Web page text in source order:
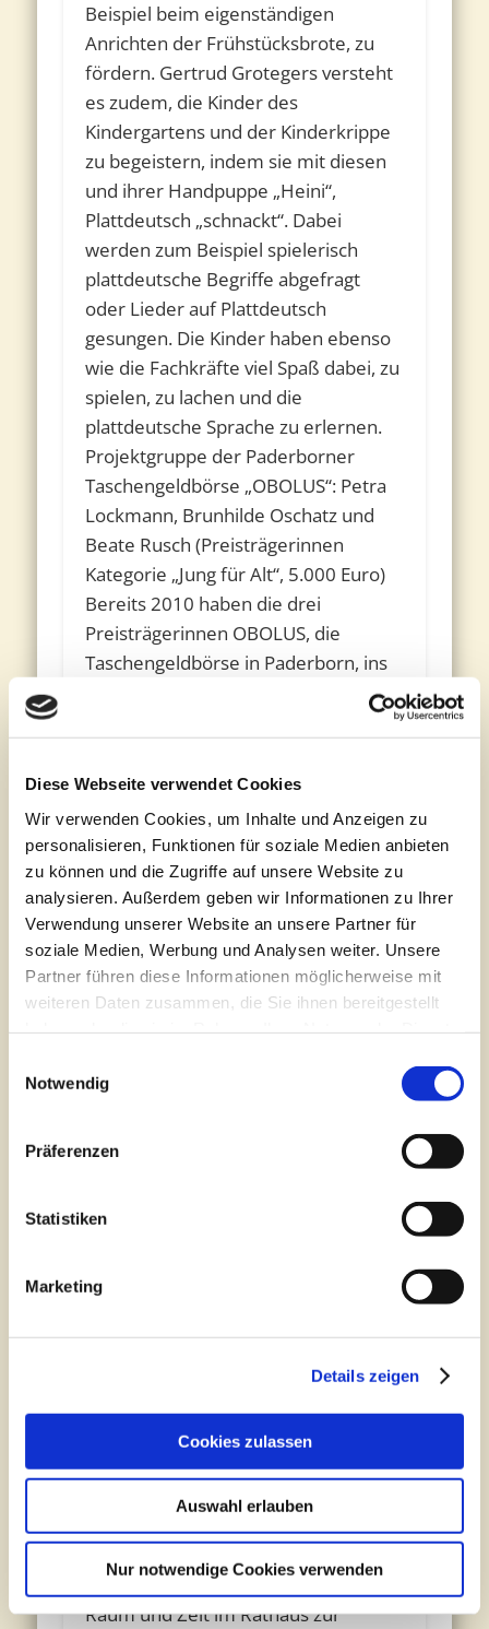
Diese Webseite verwendet Cookies
Wir verwenden Cookies, um Inhalte und Anzeigen zu
personalisieren, Funktionen für soziale Medien anbieten
zu können und die Zugriffe auf unsere Website zu
analysieren. Außerdem geben wir Informationen zu Ihrer
Verwendung unserer Website an unsere Partner für
soziale Medien, Werbung und Analysen weiter. Unsere
Partner führen diese Informationen möglicherweise mit
weiteren Daten zusammen, die Sie ihnen bereitgestellt
Cookies, wenn Sie unsere Webseite weiterhin nutzen.
Notwendig
Präferenzen
Statistiken
Marketing
Details zeigen
Cookies zulassen
Auswahl erlauben
Nur notwendige Cookies verwenden
Beispiel beim eigenständigen
Anrichten der Frühstücksbrote, zu
fördern. Gertrud Grotegers versteht
es zudem, die Kinder des
Kindergartens und der Kinderkrippe
zu begeistern, indem sie mit diesen
und ihrer Handpuppe „Heini“,
Plattdeutsch „schnackt“. Dabei
werden zum Beispiel spielerisch
plattdeutsche Begriffe abgefragt
oder Lieder auf Plattdeutsch
gesungen. Die Kinder haben ebenso
wie die Fachkräfte viel Spaß dabei, zu
spielen, zu lachen und die
plattdeutsche Sprache zu erlernen.
Projektgruppe der Paderborner
Taschengeldbörse „OBOLUS“: Petra
Lockmann, Brunhilde Oschatz und
Beate Rusch (Preisträgerinnen
Kategorie „Jung für Alt“, 5.000 Euro)
Bereits 2010 haben die drei
Preisträgerinnen OBOLUS, die
Taschengeldbörse in Paderborn, ins
Leben gerufen. Über diese Plattform
können 14- bis 18-jährige Jugendliche
engagieren. Für Tätigkeiten in
Privathaushalten wie
Aufräumaktionen, Botengänge oder
Babysitten erhalten sie einen Obolus
von fünf Euro pro Stunde. Das Projekt
dient der Förderung des sozialen
Engagements von Jugendlichen und
hilft durch den Kontakt zwischen den
Generationen dabei, beidseitige
Interesse und Verständnis
Die bereits zehn Jahre bestehende
Paderborner Taschengeldbörse ist
seit drei Jahren ein Projekt der
Bürgerstiftung Paderborn. Zur
hat die Stadt Paderborn dem Projekt
Raum und Zeit im Rathaus zur